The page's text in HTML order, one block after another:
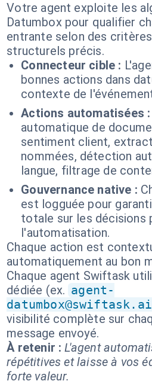
Votre agent exploite les
Datumbox pour qualifier
entrante selon des
structurels précis.
Connecteur cible :
bonnes actions dans
contexte de
Actions automatisées :
automatique de
sentiment client,
nommées, détection
langue, filtrage de
Gouvernance native :
est logguée pour
totale sur les décisions
l'automatisation.
Chaque action est
automatiquement au bon
Chaque agent Swiftask
dédiée (ex. agent-
datumbox@swiftask.ai
visibilité complète sur
message envoyé.
À retenir : L'agent
répétitives et laisse à vos
forte valeur.